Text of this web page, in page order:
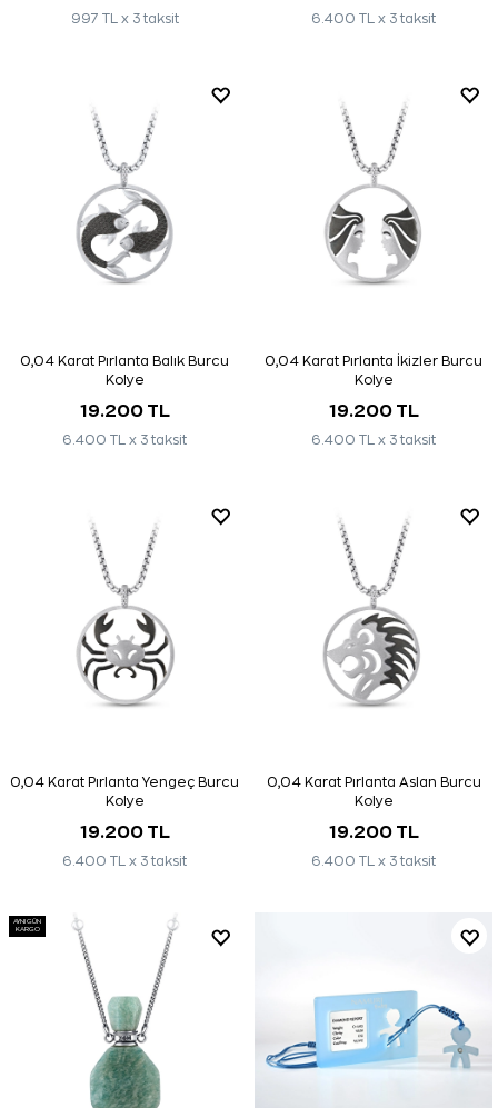
997 TL x 3 taksit 6.400 TL x 3 taksit
0,04 Karat Pırlanta Balık Burcu
Kolye
19.200 TL
6.400 TL x 3 taksit
0,04 Karat Pırlanta İkizler Burcu
Kolye
19.200 TL
6.400 TL x 3 taksit
0,04 Karat Pırlanta Yengeç Burcu
Kolye
19.200 TL
6.400 TL x 3 taksit
0,04 Karat Pırlanta Aslan Burcu
Kolye
19.200 TL
6.400 TL x 3 taksit
AYNI GÜN
KARGO